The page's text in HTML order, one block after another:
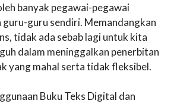
banyak pegawai-pegawai
guru sendiri. Memandangkan
tidak ada sebab lagi untuk kita
dalam meninggalkan penerbitan
yang mahal serta tidak fleksibel.
Buku Teks Digital dan